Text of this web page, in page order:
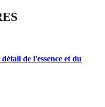
de l'essence et du